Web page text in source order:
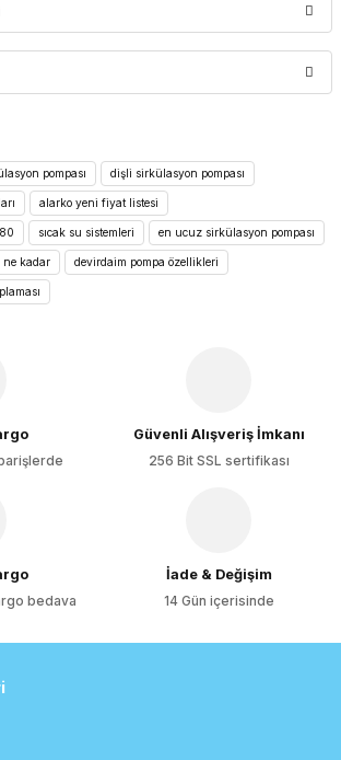
ürüne ilk yorumu siz yapın!
resim, ürün açıklamalarında ve diğer
gördüğünüz noktaları öneri formunu
iletebilirsiniz.
için teşekkür ederiz.
bozuk veya görüntülenemiyor.
eksik bilgiler bulunuyor.
pompası
dişli sirkülasyon pompası
alarko yeni fiyat listesi
sıcak su sistemleri en ucuz sirkülasyon pompası
ne kadar devirdaim pompa özellikleri
Güvenli Alışveriş İmkanı
256 Bit SSL sertifikası
bedava
İade & Değişim
14 Gün içerisinde